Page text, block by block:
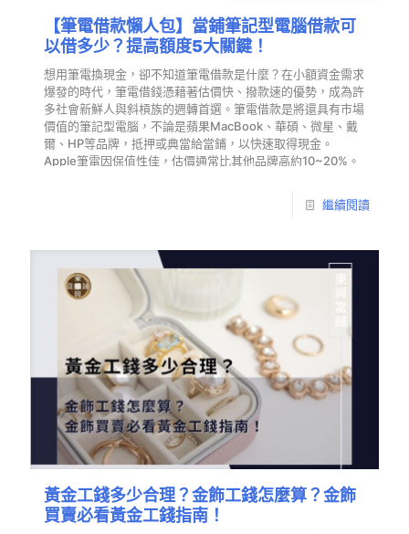
【筆電借款懶人包】當鋪筆記型電腦借款可
以借多少？提高額度5大關鍵！
想用筆電換現金，卻不知道筆電借款是什麼？在小額資金需求
爆發的時代，筆電借錢憑藉著估價快、撥款速的優勢，成為許
多社會新鮮人與斜槓族的週轉首選。筆電借款是將還具有市場
價值的筆記型電腦，不論是蘋果MacBook、華碩、微星、戴
爾、HP等品牌，抵押或典當給當鋪，以快速取得現金。
Apple筆電因保值性佳，估價通常比其他品牌高約10~20%。
繼續閱讀
黃金工錢多少合理？金飾工錢怎麼算？金飾
買賣必看黃金工錢指南！